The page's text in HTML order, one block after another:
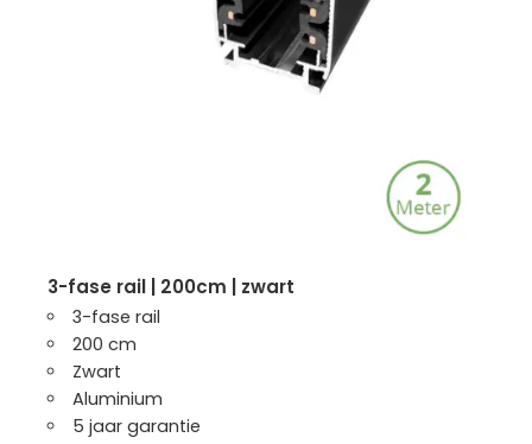
3-fase rail | 200cm | zwart
3-fase rail
200 cm
Zwart
Aluminium
5 jaar garantie